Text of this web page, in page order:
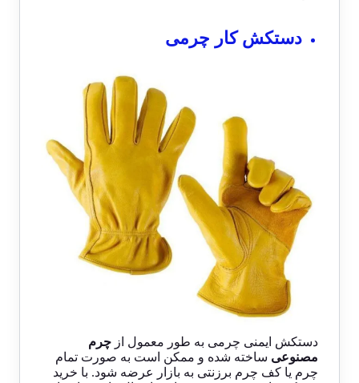
دستکش کار چرمی
دستکش ایمنی چرمی به طور معمول ازچرم
مصنوعی ساخته شده و ممکن است به صورت تمام
چرم یا کف چرم برزنتی به بازار عرضه شود. با خرید